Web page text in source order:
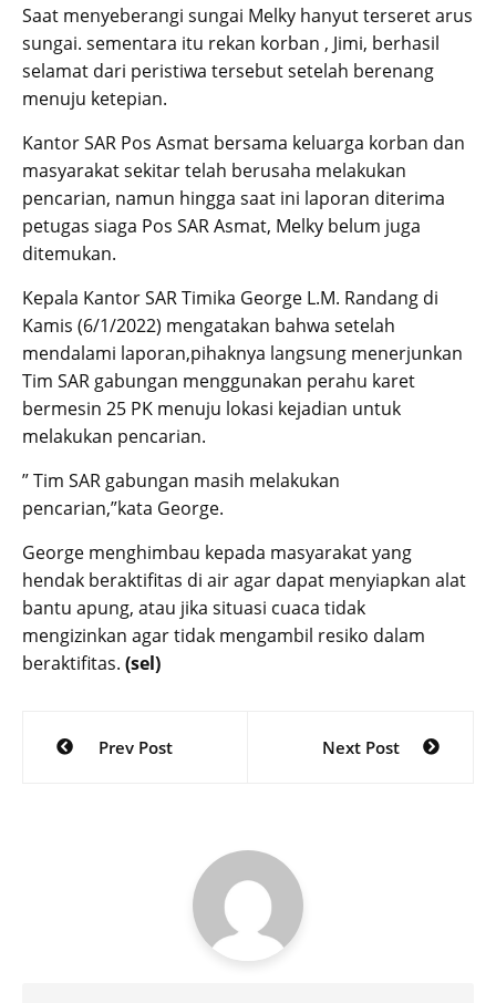
Saat menyeberangi sungai Melky hanyut terseret arus
sungai. sementara itu rekan korban , Jimi, berhasil
selamat dari peristiwa tersebut setelah berenang
menuju ketepian.
Kantor SAR Pos Asmat bersama keluarga korban dan
masyarakat sekitar telah berusaha melakukan
pencarian, namun hingga saat ini laporan diterima
petugas siaga Pos SAR Asmat, Melky belum juga
ditemukan.
Kepala Kantor SAR Timika George L.M. Randang di
Kamis (6/1/2022) mengatakan bahwa setelah
mendalami laporan,pihaknya langsung menerjunkan
Tim SAR gabungan menggunakan perahu karet
bermesin 25 PK menuju lokasi kejadian untuk
melakukan pencarian.
” Tim SAR gabungan masih melakukan
pencarian,”kata George.
George menghimbau kepada masyarakat yang
hendak beraktifitas di air agar dapat menyiapkan alat
bantu apung, atau jika situasi cuaca tidak
mengizinkan agar tidak mengambil resiko dalam
beraktifitas. (sel)
Post
navigation
Prev Post Next Post